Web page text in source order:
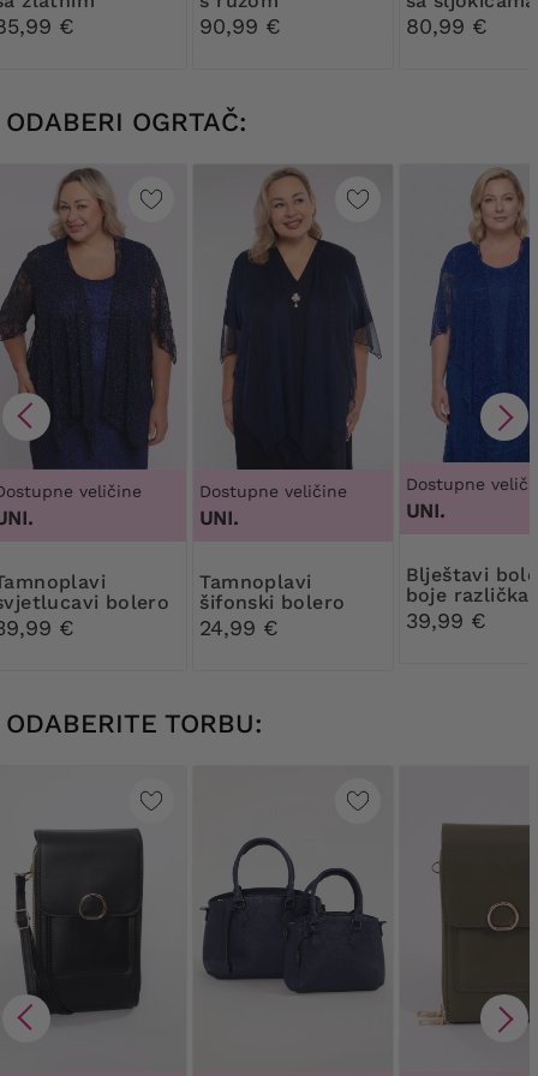
€ 90,99 € 80,99 €
ODABERI OGRTAČ:
veličine
bolero
€
Dostupne veličine
UNI.
Tamnoplavi
šifonski bolero
24,99 €
Dostupne
UNI.
Blještavi bolero
boje različka
39,99 €
ODABERITE TORBU: